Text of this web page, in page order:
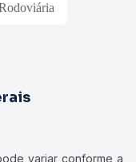
variar conforme a